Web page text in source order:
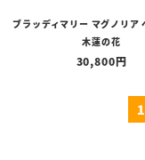
ブラッディマリー マグノリア
木蓮の花
30,800
1